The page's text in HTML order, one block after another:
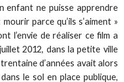
enfant ne puisse apprendre
parce qu’ils s’aiment »
l’envie de réaliser ce film a
2012, dans la petite ville
d’années avait alors
le sol en place publique,